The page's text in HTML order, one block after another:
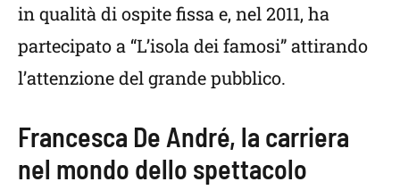
in qualità di ospite fissa e, nel 2011, ha
partecipato a “L’isola dei famosi” attirando
l’attenzione del grande pubblico.
Francesca De André, la carriera
nel mondo dello spettacolo